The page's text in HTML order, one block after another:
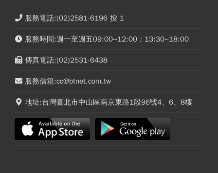
服務電話:(02)2581-6196 按 1
服務時間:週一至週五09:00~12:00；13:30~18:00
傳真電話:(02)2531-6438
服務信箱:cc@btnet.com.tw
地址:台灣臺北市中山區南京東路1段96號4、6、8樓